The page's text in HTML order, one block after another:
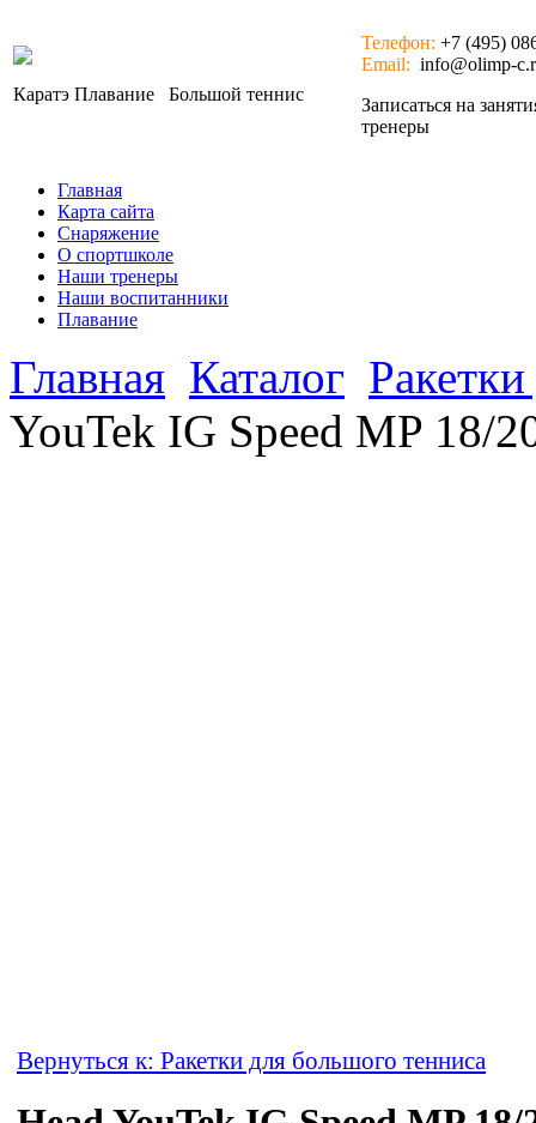
Каратэ Плавание Большой теннис
Телефон: +7 (495)
Email: info@olimp-
Записаться на
тренеры
Главная
Карта сайта
Снаряжение
О спортшколе
Наши тренеры
Наши воспитанники
Плавание
Главная Каталог
YouTek IG Speed MP 18/
Вернуться к: Ракетки для большого тенниса